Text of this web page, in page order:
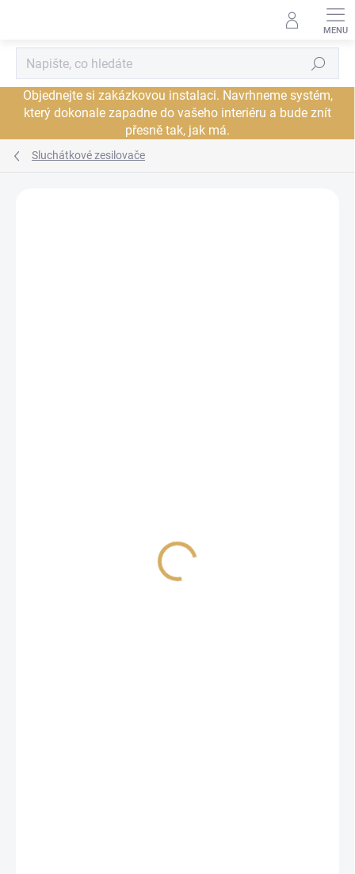
Objednejte si zakázkovou instalaci. Navrhneme systém,
který dokonale zapadne do vašeho interiéru a bude znít
přesně tak, jak má.
Hledat
Sluchátkové zesilovače